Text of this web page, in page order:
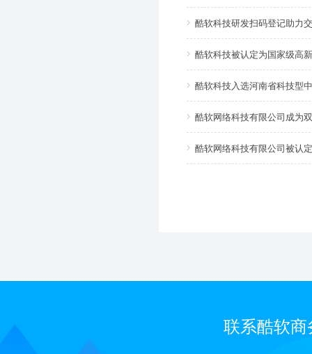
酷软科技研发扫码登记助力
酷软科技被认定为国家级高
酷软科技入选河南省科技型
酷软网络科技有限公司成为
酷软网络科技有限公司被认
联系酷软